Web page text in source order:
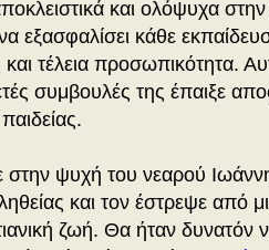
και ολόψυχα
εξασφαλίσει κάθε
τέλεια προσωπικότητα.
συμβουλές της έπαιξε
στην ψυχή του νεαρού
και τον έστρεψε από
ζωή. Θα ήταν δυνατόν